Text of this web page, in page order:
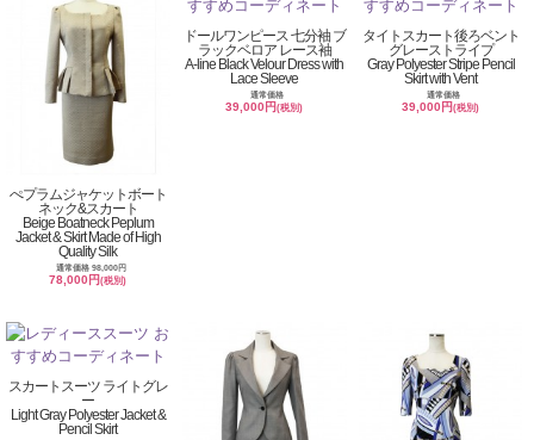
ぺプラムジャケットボート
ネック&スカート
Beige Boatneck Peplum
Jacket & Skirt Made of High
Quality Silk
通常価格 98,000円
78,000円(税別)
ドールワンピース 七分袖 ブ
ラックベロア レース袖
A-line Black Velour Dress with
Lace Sleeve
通常価格
39,000円(税別)
タイトスカート後ろベント
グレーストライプ
Gray Polyester Stripe Pencil
Skirt with Vent
通常価格
39,000円(税別)
スカートスーツ ライトグレ
ー
Light Gray Polyester Jacket &
Pencil Skirt